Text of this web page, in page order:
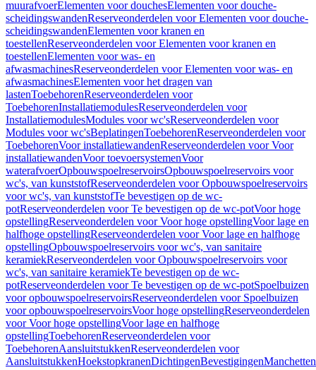
muurafvoerElementen voor douchesElementen voor douche-
scheidingswandenReserveonderdelen voor Elementen voor douche-
scheidingswandenElementen voor kranen en
toestellenReserveonderdelen voor Elementen voor kranen en
toestellenElementen voor was- en
afwasmachinesReserveonderdelen voor Elementen voor was- en
afwasmachinesElementen voor het dragen van
lastenToebehorenReserveonderdelen voor
ToebehorenInstallatiemodulesReserveonderdelen voor
InstallatiemodulesModules voor wc'sReserveonderdelen voor
Modules voor wc'sBeplatingenToebehorenReserveonderdelen voor
ToebehorenVoor installatiewandenReserveonderdelen voor Voor
installatiewandenVoor toevoersystemenVoor
waterafvoerOpbouwspoelreservoirsOpbouwspoelreservoirs voor
wc's, van kunststofReserveonderdelen voor Opbouwspoelreservoirs
voor wc's, van kunststofTe bevestigen op de wc-
potReserveonderdelen voor Te bevestigen op de wc-potVoor hoge
opstellingReserveonderdelen voor Voor hoge opstellingVoor lage en
halfhoge opstellingReserveonderdelen voor Voor lage en halfhoge
opstellingOpbouwspoelreservoirs voor wc's, van sanitaire
keramiekReserveonderdelen voor Opbouwspoelreservoirs voor
wc's, van sanitaire keramiekTe bevestigen op de wc-
potReserveonderdelen voor Te bevestigen op de wc-potSpoelbuizen
voor opbouwspoelreservoirsReserveonderdelen voor Spoelbuizen
voor opbouwspoelreservoirsVoor hoge opstellingReserveonderdelen
voor Voor hoge opstellingVoor lage en halfhoge
opstellingToebehorenReserveonderdelen voor
ToebehorenAansluitstukkenReserveonderdelen voor
AansluitstukkenHoekstopkranenDichtingenBevestigingenManchetten